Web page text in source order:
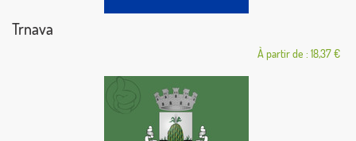
Trnava
À partir de : 18,37 €